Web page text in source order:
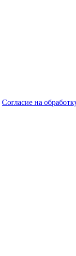
Согласие на